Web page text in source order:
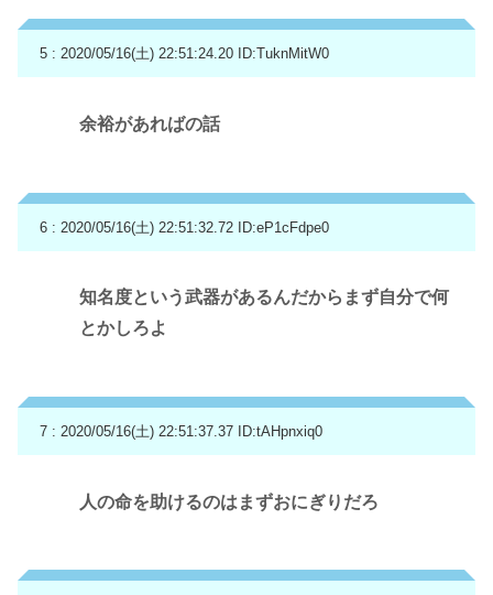
5 : 2020/05/16(土) 22:51:24.20 ID:TuknMitW0
余裕があればの話
6 : 2020/05/16(土) 22:51:32.72 ID:eP1cFdpe0
知名度という武器があるんだからまず自分で何
とかしろよ
7 : 2020/05/16(土) 22:51:37.37 ID:tAHpnxiq0
人の命を助けるのはまずおにぎりだろ